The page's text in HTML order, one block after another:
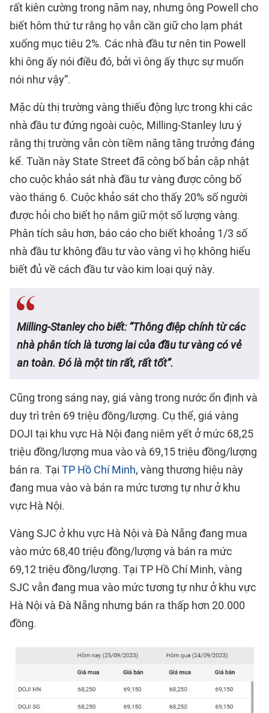
rất kiên cường trong năm nay, nhưng ông Powell cho
biết hôm thứ tư rằng họ vẫn cần giữ cho lạm phát
xuống mục tiêu 2%. Các nhà đầu tư nên tin Powell
khi ông ấy nói điều đó, bởi vì ông ấy thực sự muốn
nói như vậy”.
Mặc dù thị trường vàng thiếu động lực trong khi các
nhà đầu tư đứng ngoài cuộc, Milling-Stanley lưu ý
rằng thị trường vẫn còn tiềm năng tăng trưởng đáng
kể. Tuần này State Street đã công bố bản cập nhật
cho cuộc khảo sát nhà đầu tư vàng được công bố
vào tháng 6. Cuộc khảo sát cho thấy 20% số người
được hỏi cho biết họ nắm giữ một số lượng vàng.
Phân tích sâu hơn, báo cáo cho biết khoảng 1/3 số
nhà đầu tư không đầu tư vào vàng vì họ không hiểu
biết đủ về cách đầu tư vào kim loại quý này.
Milling-Stanley cho biết: “Thông điệp chính từ các
nhà phân tích là tương lai của đầu tư vàng có vẻ
an toàn. Đó là một tin rất, rất tốt”.
Cũng trong sáng nay, giá vàng trong nước ổn định và
duy trì trên 69 triệu đồng/lượng. Cụ thể, giá vàng
DOJI tại khu vực Hà Nội đang niêm yết ở mức 68,25
triệu đồng/lượng mua vào và 69,15 triệu đồng/lượng
bán ra. Tại TP Hồ Chí Minh, vàng thương hiệu này
đang mua vào và bán ra mức tương tự như ở khu
vực Hà Nội.
Vàng SJC ở khu vực Hà Nội và Đà Nẵng đang mua
vào mức 68,40 triệu đồng/lượng và bán ra mức
69,12 triệu đồng/lượng. Tại TP Hồ Chí Minh, vàng
SJC vẫn đang mua vào mức tương tự như ở khu vực
Hà Nội và Đà Nẵng nhưng bán ra thấp hơn 20.000
đồng.